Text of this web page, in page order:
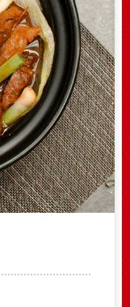
found.